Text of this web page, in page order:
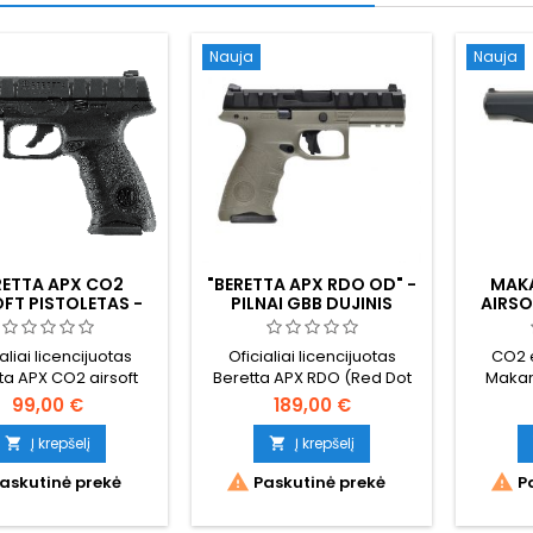
APX CO2
PISTOLETAS -
TARNYBINĖ
STRIKER TIPO,
BLOWBACK
licencijuotas
APX CO2 airsoft
- modernus
pistoletas
moduline
Pusiau
metalinė
ryšį ir taupų dujų
99,00 €
 Į krepšelį
prekė
Nauja
"BERETTA APX RDO OD" -
PILNAI GBB DUJINIS
AIRSOFT PISTOLETAS,
LICENCIJUOTAS, SU
OPTIKA
Oficialiai licencijuotas
Beretta APX RDO (Red Dot
Optic ready) OD spalvos.
Visiškai dujinis metalinė
spyna, įtikinamas
atatrankos smūgis.
Šiuolaikinis tarnybinis
viena patogiausių italų
189,00 €
 Į krepšelį
 Paskutinė prekė
Nauja
CO2
buvo
